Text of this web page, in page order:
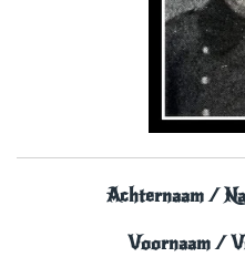
Achternaam /
Voornaam /